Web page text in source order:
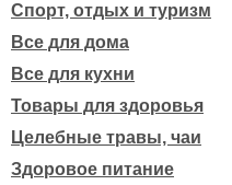
Спорт, отдых и туризм
Все для дома
Все для кухни
Товары для здоровья
Целебные травы, чаи
Здоровое питание